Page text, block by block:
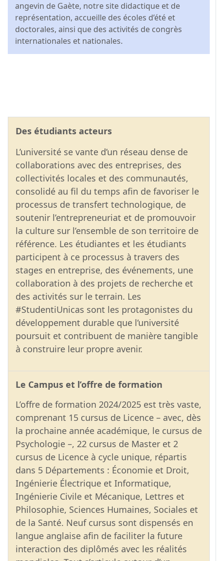
angevin de Gaète, notre site didactique et de
représentation, accueille des écoles d’été et
doctorales, ainsi que des activités de congrès
internationales et nationales.
Des étudiants acteurs
L’université se vante d’un réseau dense de
collaborations avec des entreprises, des
collectivités locales et des communautés,
consolidé au fil du temps afin de favoriser le
processus de transfert technologique, de
soutenir l’entrepreneuriat et de promouvoir
la culture sur l’ensemble de son territoire de
référence. Les étudiantes et les étudiants
participent à ce processus à travers des
stages en entreprise, des événements, une
collaboration à des projets de recherche et
des activités sur le terrain. Les
#StudentiUnicas sont les protagonistes du
développement durable que l’université
poursuit et contribuent de manière tangible
à construire leur propre avenir.
Le Campus et l’offre de formation
L’offre de formation 2024/2025 est très vaste,
comprenant 15 cursus de Licence – avec, dès
la prochaine année académique, le cursus de
Psychologie –, 22 cursus de Master et 2
cursus de Licence à cycle unique, répartis
dans 5 Départements : Économie et Droit,
Ingénierie Électrique et Informatique,
Ingénierie Civile et Mécanique, Lettres et
Philosophie, Sciences Humaines, Sociales et
de la Santé. Neuf cursus sont dispensés en
langue anglaise afin de faciliter la future
interaction des diplômés avec les réalités